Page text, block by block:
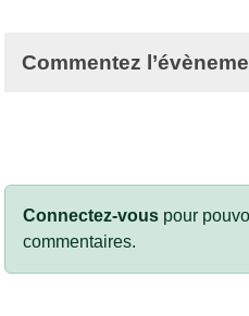
Commentez
Connectez-vous pour
commentaires.